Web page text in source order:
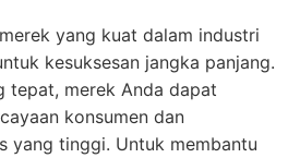
yang kuat dalam industri
kesuksesan jangka panjang.
tepat, merek Anda dapat
konsumen dan
yang tinggi. Untuk membantu